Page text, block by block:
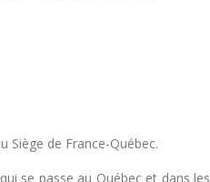
Siège de France-Québec.
se passe au Québec et dans les